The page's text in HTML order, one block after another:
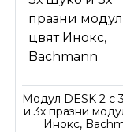
Модул DESK 2 с
и 3х празни
Инокс,